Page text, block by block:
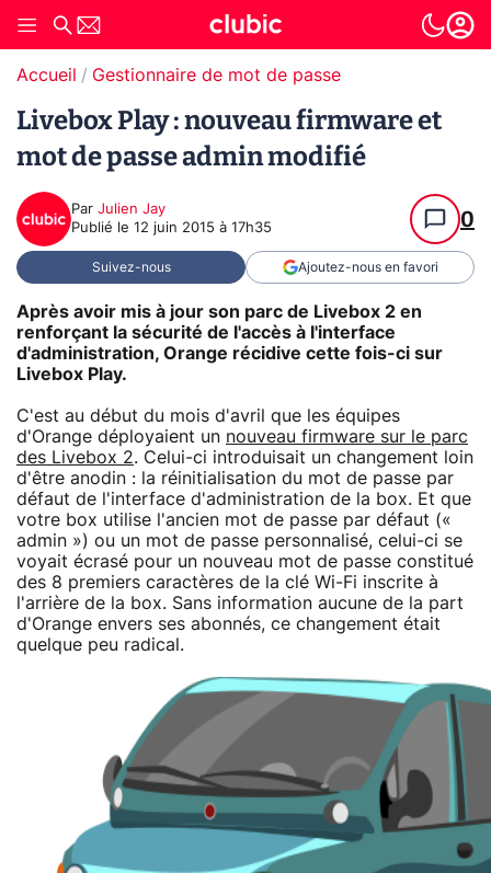
Accueil Gestionnaire de mot de passe
Livebox Play : nouveau firmware et
mot de passe admin modifié
Par Julien Jay
Publié le 12 juin 2015 à 17h35 0
Suivez-nous Ajoutez-nous en favori
Après avoir mis à jour son parc de Livebox 2 en
renforçant la sécurité de l'accès à l'interface
d'administration, Orange récidive cette fois-ci sur
Livebox Play.
C'est au début du mois d'avril que les équipes
d'Orange déployaient un nouveau firmware sur le parc
des Livebox 2. Celui-ci introduisait un changement loin
d'être anodin : la réinitialisation du mot de passe par
défaut de l'interface d'administration de la box. Et que
votre box utilise l'ancien mot de passe par défaut («
admin ») ou un mot de passe personnalisé, celui-ci se
voyait écrasé pour un nouveau mot de passe constitué
des 8 premiers caractères de la clé Wi-Fi inscrite à
l'arrière de la box. Sans information aucune de la part
d'Orange envers ses abonnés, ce changement était
quelque peu radical.